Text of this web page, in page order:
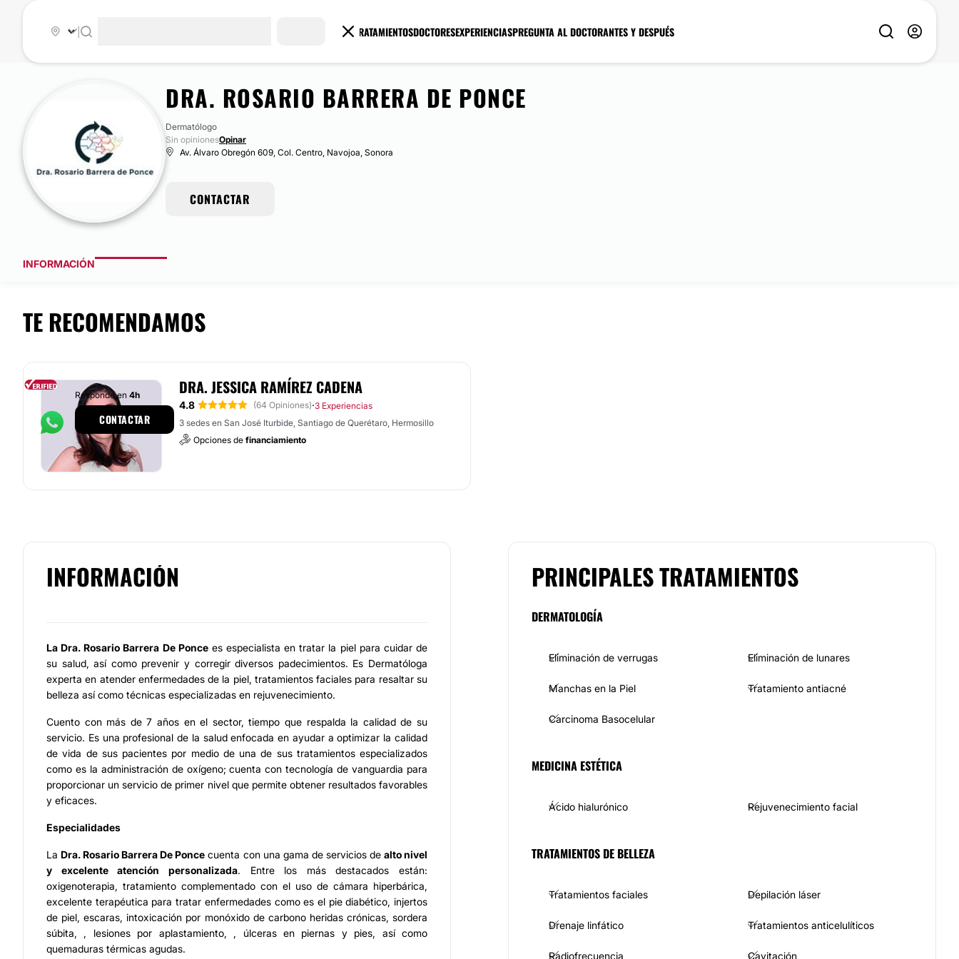
TRATAMIENTOSDOCTORESEXPERIENCIASPREGUNTA AL DOCTORANTES Y DESPUÉS
DRA. ROSARIO BARRERA DE PONCE
Dermatólogo
Sin opinionesOpinar
Av. Álvaro Obregón 609, Col. Centro, Navojoa, Sonora
CONTACTAR
INFORMACIÓN
TE RECOMENDAMOS
DRA. JESSICA RAMÍREZ CADENA
4.8 (64 Opiniones)·3 Experiencias
3 sedes en San José Iturbide, Santiago de Querétaro, Hermosillo
Opciones de financiamiento
Responde en 4h
CONTACTAR
INFORMACIÓN
LaDra. Rosario Barrera De Poncees especialista en tratar la piel para cuidar de
su salud, así como prevenir y corregir diversos padecimientos. Es Dermatóloga
experta en atender enfermedades de la piel, tratamientos faciales para resaltar su
belleza así como técnicas especializadas en rejuvenecimiento.
Cuento con más de 7 años en el sector, tiempo que respalda la calidad de su
servicio. Es una profesional de la salud enfocada en ayudar a optimizar la calidad
de vida de sus pacientes por medio de una de sus tratamientos especializados
como es la administración de oxígeno; cuenta con tecnología de vanguardia para
proporcionar un servicio de primer nivel que permite obtener resultados favorables
y eficaces.
Especialidades
LaDra. Rosario Barrera De Ponce cuenta con una gama de servicios de alto nivel
y excelente atención personalizada. Entre los más destacados están:
oxigenoterapia, tratamiento complementado con el uso de cámara hiperbárica,
excelente terapéutica para tratar enfermedades como es el pie diabético, injertos
de piel, escaras, intoxicación por monóxido de carbono heridas crónicas, sordera
súbita, , lesiones por aplastamiento, , úlceras en piernas y pies, así como
quemaduras térmicas agudas.
PRINCIPALES TRATAMIENTOS
DERMATOLOGÍA
Eliminación de verrugas Eliminación de lunares
Manchas en la Piel Tratamiento antiacné
Carcinoma Basocelular
MEDICINA ESTÉTICA
Ácido hialurónico Rejuvenecimiento facial
TRATAMIENTOS DE BELLEZA
Tratamientos faciales Depilación láser
Drenaje linfático Tratamientos anticelulíticos
Radiofrecuencia Cavitación